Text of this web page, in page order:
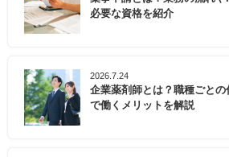
必要な資格を紹介
2026.7.24
企業薬剤師とは？職種ごと
で働くメリットを解説